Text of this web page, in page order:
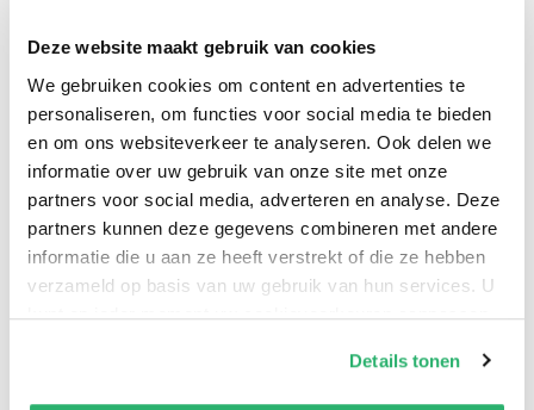
Deze website maakt gebruik van cookies
We gebruiken cookies om content en advertenties te
personaliseren, om functies voor social media te bieden
en om ons websiteverkeer te analyseren. Ook delen we
informatie over uw gebruik van onze site met onze
partners voor social media, adverteren en analyse. Deze
partners kunnen deze gegevens combineren met andere
informatie die u aan ze heeft verstrekt of die ze hebben
verzameld op basis van uw gebruik van hun services. U
kunt op ieder moment uw cookievoorkeuren aanpassen
We werken samen met13 derdendie uw gegevens
Details tonen
winstbejag heeft de mensheid lange tijd vooruit
geholpen – zo luidde de heersende doctrine. Maar
gezien de diverse wereldwijde crises is dit niet meer het
geval. Markus Gabriel maakt duidelijk: alleen een
ethisch kapitalisme, dat financiële winst fundamen­teel
verbindt met moreel positieve waarden, zal onze aarde,
ons welzijn en ook onze liberale, democrati­sche